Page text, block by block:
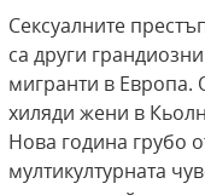
Сексуалните
са други
мигранти в Европа.
хиляди жени в
Нова година грубо
мултикултурната